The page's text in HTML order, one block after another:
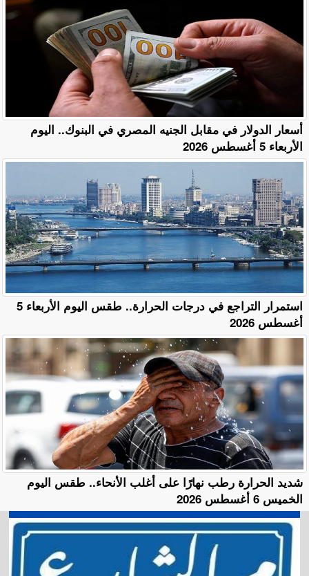
أسعار الدولار في مقابل الجنيه المصري في البنوك.. اليوم
الأربعاء 5 أغسطس 2026
استمرار التراجع في درجات الحرارة.. طقس اليوم الأربعاء 5
أغسطس 2026
​شديد الحرارة رطب نهارًا على أغلب الأنحاء.. طقس اليوم
الخميس 6 أغسطس 2026